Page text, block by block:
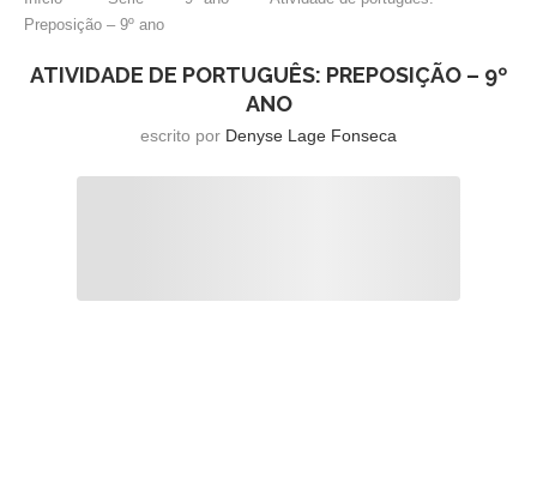
Preposição – 9º ano
ATIVIDADE DE PORTUGUÊS: PREPOSIÇÃO – 9º
ANO
escrito por Denyse Lage Fonseca